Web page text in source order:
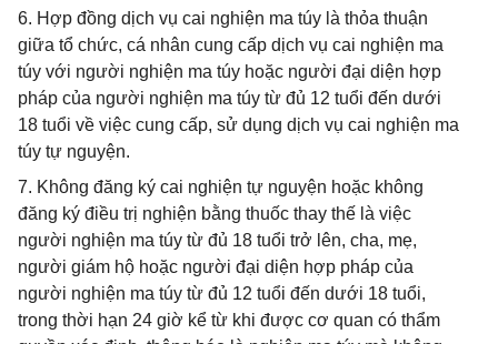
6. Hợp đồng dịch vụ cai nghiện ma túy là thỏa thuận
giữa tổ chức, cá nhân cung cấp dịch vụ cai nghiện ma
túy với người nghiện ma túy hoặc người đại diện hợp
pháp của người nghiện ma túy từ đủ 12 tuổi đến dưới
18 tuổi về việc cung cấp, sử dụng dịch vụ cai nghiện ma
túy tự nguyện.
7. Không đăng ký cai nghiện tự nguyện hoặc không
đăng ký điều trị nghiện bằng thuốc thay thế là việc
người nghiện ma túy từ đủ 18 tuổi trở lên, cha, mẹ,
người giám hộ hoặc người đại diện hợp pháp của
người nghiện ma túy từ đủ 12 tuổi đến dưới 18 tuổi,
trong thời hạn 24 giờ kể từ khi được cơ quan có thẩm